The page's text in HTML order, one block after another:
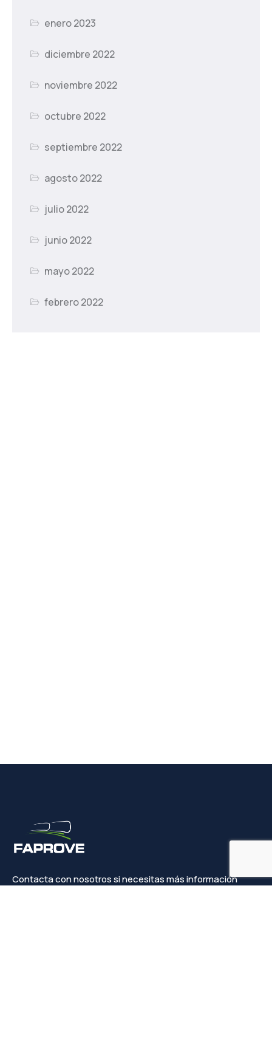
enero 2023
diciembre 2022
noviembre 2022
octubre 2022
septiembre 2022
agosto 2022
julio 2022
junio 2022
mayo 2022
febrero 2022
Contacta con nosotros si necesitas más información